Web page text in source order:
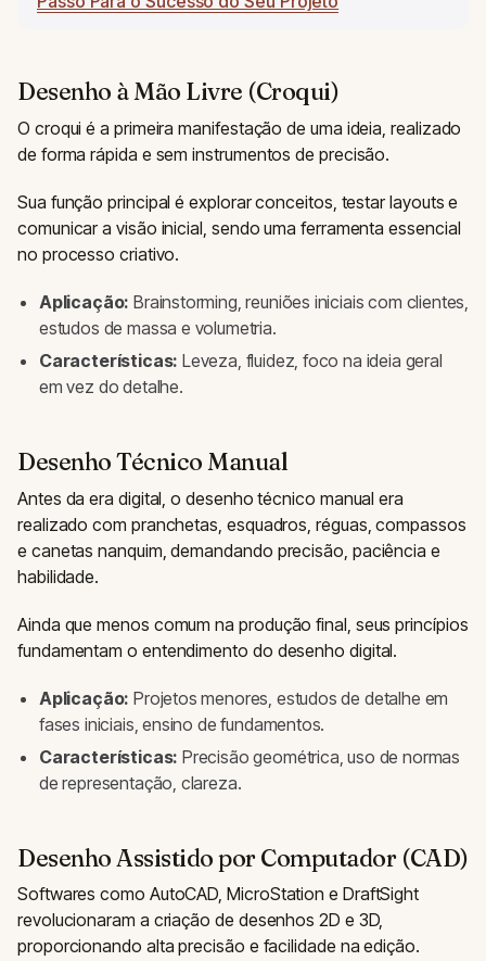
Desenho à Mão Livre (Croqui)
O croqui é a primeira manifestação de uma ideia, realizado
de forma rápida e sem instrumentos de precisão.
Sua função principal é explorar conceitos, testar layouts e
comunicar a visão inicial, sendo uma ferramenta essencial
no processo criativo.
Aplicação: Brainstorming, reuniões iniciais com clientes,
estudos de massa e volumetria.
Características: Leveza, fluidez, foco na ideia geral
em vez do detalhe.
Desenho Técnico Manual
Antes da era digital, o desenho técnico manual era
realizado com pranchetas, esquadros, réguas, compassos
e canetas nanquim, demandando precisão, paciência e
habilidade.
Ainda que menos comum na produção final, seus princípios
fundamentam o entendimento do desenho digital.
Aplicação: Projetos menores, estudos de detalhe em
fases iniciais, ensino de fundamentos.
Características: Precisão geométrica, uso de normas
de representação, clareza.
Desenho Assistido por Computador (CAD)
Softwares como AutoCAD, MicroStation e DraftSight
revolucionaram a criação de desenhos 2D e 3D,
proporcionando alta precisão e facilidade na edição.